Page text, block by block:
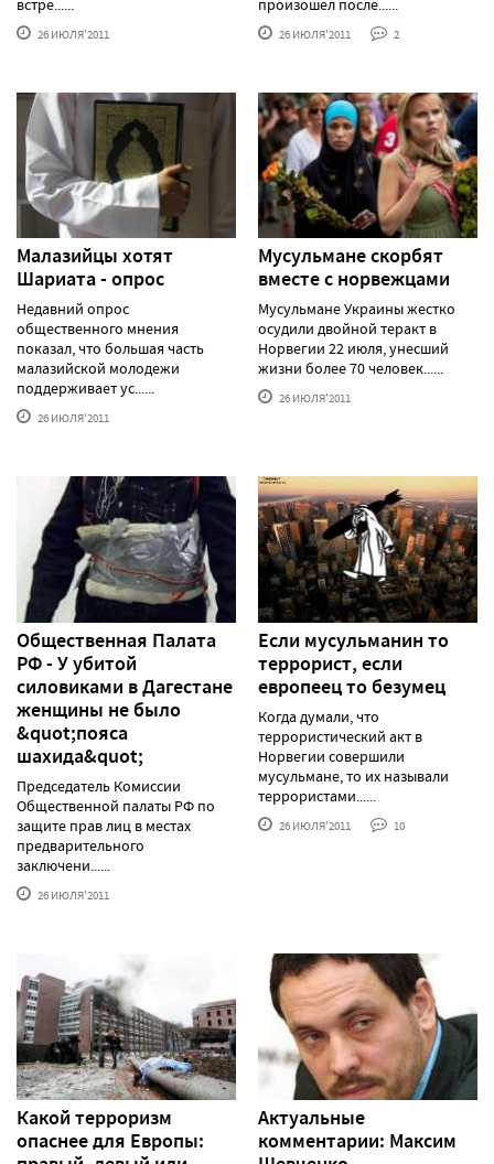
встре......
26 ИЮЛЯ'2011
произошел после......
26 ИЮЛЯ'2011 2
Малазийцы хотят
Шариата - опрос
Недавний опрос
общественного мнения
показал, что большая часть
малазийской молодежи
поддерживает ус......
26 ИЮЛЯ'2011
Мусульмане скорбят
вместе с норвежцами
Мусульмане Украины жестко
осудили двойной теракт в
Норвегии 22 июля, унесший
жизни более 70 человек......
26 ИЮЛЯ'2011
Общественная Палата
РФ - У убитой
силовиками в Дагестане
женщины не было
&quot;пояса
шахида&quot;
Председатель Комиссии
Общественной палаты РФ по
защите прав лиц в местах
предварительного
заключени......
26 ИЮЛЯ'2011
Если мусульманин то
террорист, если
европеец то безумец
Когда думали, что
террористический акт в
Норвегии совершили
мусульмане, то их называли
террористами......
26 ИЮЛЯ'2011 10
Какой терроризм
опаснее для Европы:
Актуальные
комментарии: Максим